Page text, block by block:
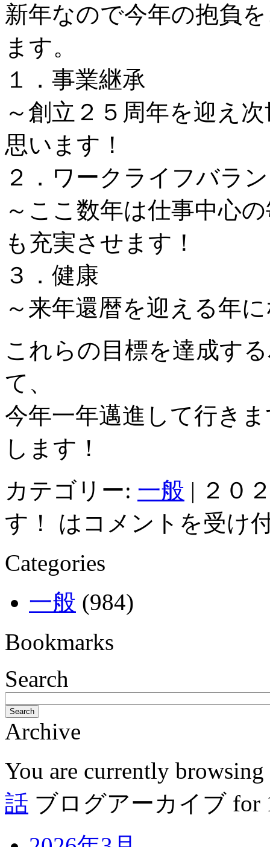
新年なので今年の抱負
ます。
１．事業継承
～創立２５周年を迎え
思います！
２．ワークライフバラ
～ここ数年は仕事中心
も充実させます！
３．健康
～来年還暦を迎える年
これらの目標を達成す
て、
今年一年邁進して行き
します！
カテゴリー: 一般 | ２０
す！ は コメントを受け
Categories
一般 (984)
Bookmarks
Search
Search
Archive
You are currently
話 ブログアーカイブ for